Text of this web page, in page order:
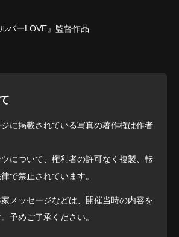
バーLOVE』監督作品
に掲載されている写真の著作権は作者
について、権利者の許可なく複製、転
で禁止されています。
メッセージなどは、開催当時の内容を
予めご了承ください。